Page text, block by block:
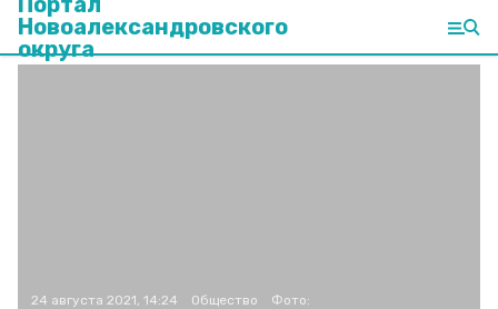
Новоалександровского
округа
24 августа 2021, 14:24 Общество Фото: